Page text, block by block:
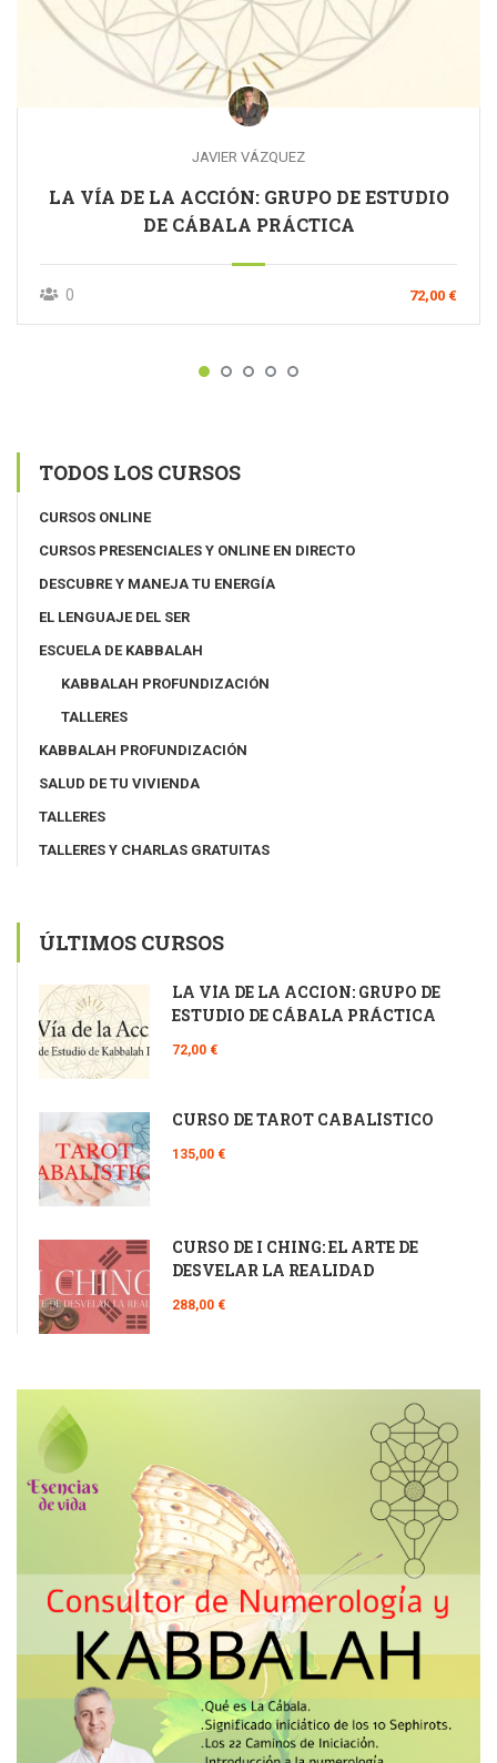
JAVIER VÁZQUEZ
LA VÍA DE LA ACCIÓN: GRUPO DE ESTUDIO
DE CÁBALA PRÁCTICA
0 72,00 €
TODOS LOS CURSOS
CURSOS ONLINE
CURSOS PRESENCIALES Y ONLINE EN DIRECTO
DESCUBRE Y MANEJA TU ENERGÍA
EL LENGUAJE DEL SER
ESCUELA DE KABBALAH
KABBALAH PROFUNDIZACIÓN
TALLERES
KABBALAH PROFUNDIZACIÓN
SALUD DE TU VIVIENDA
TALLERES
TALLERES Y CHARLAS GRATUITAS
ÚLTIMOS CURSOS
LA VÍA DE LA ACCIÓN: GRUPO DE
ESTUDIO DE CÁBALA PRÁCTICA
72,00 €
CURSO DE TAROT CABALÍSTICO
135,00 €
CURSO DE I CHING: EL ARTE DE
DESVELAR LA REALIDAD
288,00 €